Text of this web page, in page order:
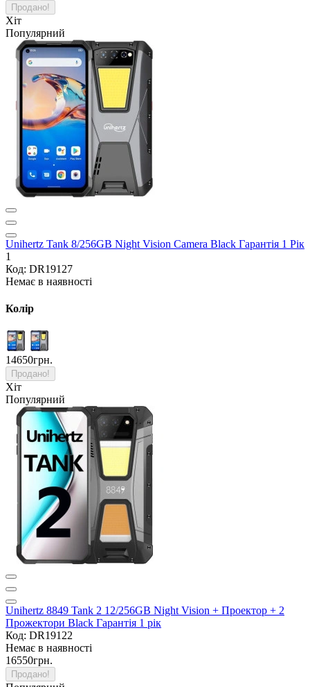
Продано!
Хіт
Популярний
Unihertz Tank 8/256GB Night Vision Camera Black Гарантія 1 Рік
1
Код: DR19127
Немає в наявності
Колір
14650грн.
Продано!
Хіт
Популярний
Unihertz 8849 Tank 2 12/256GB Night Vision + Проектор + 2
Прожектори Black Гарантія 1 рік
Код: DR19122
Немає в наявності
16550грн.
Продано!